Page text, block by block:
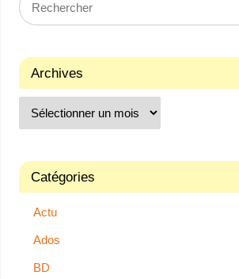
Archives
Catégories
Actu
Ados
BD